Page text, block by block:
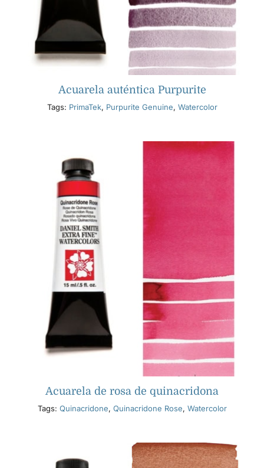
Acuarela auténtica Purpurite
Tags: PrimaTek, Purpurite Genuine, Watercolor
Acuarela de rosa de quinacridona
Tags: Quinacridone, Quinacridone Rose, Watercolor